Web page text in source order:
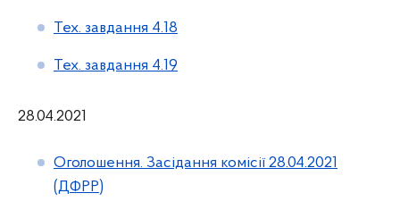
Тех. завдання 4.18
Тех. завдання 4.19
28.04.2021
Оголошення. Засідання комісії 28.04.2021
(ДФРР)